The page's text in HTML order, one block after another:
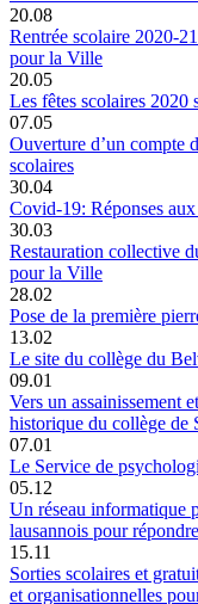
20.08
Rentrée scolaire 2020-
pour la Ville
20.05
Les fêtes scolaires 2020
07.05
Ouverture d’un compte
scolaires
30.04
Covid-19: Réponses
30.03
Restauration collective
pour la Ville
28.02
Pose de la première
13.02
Le site du collège du
09.01
Vers un assainissement
historique du collège de
07.01
Le Service de
05.12
Un réseau informatique
lausannois pour
15.11
Sorties scolaires et
et organisationnelles